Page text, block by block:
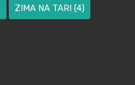
ZIMA NA TARI (4)